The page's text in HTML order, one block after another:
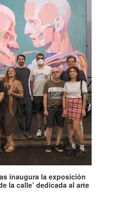
inaugura la exposición
la calle’ dedicada al arte